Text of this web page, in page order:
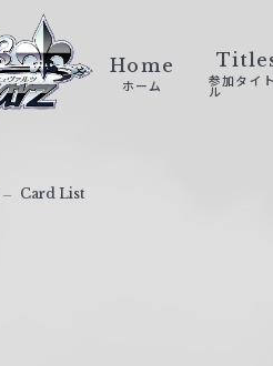
Home
ホーム 参加タイト
ル
Card List